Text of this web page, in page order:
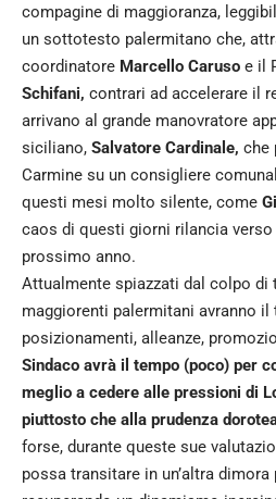
compagine di maggioranza,
un sottotesto palermitano che,
coordinatore Marcello Caruso e il
Schifani, contrari ad accelerare il
arrivano al grande manovratore
siciliano, Salvatore Cardinale, che
Carmine su un consigliere
questi mesi molto silente, come
caos di questi giorni rilancia verso
prossimo anno.
Attualmente spiazzati dal colpo di
maggiorenti palermitani avranno
posizionamenti, alleanze,
Sindaco avrà il tempo (poco) per
meglio a cedere alle pressioni di
piuttosto che alla prudenza
forse, durante queste sue
possa transitare in un’altra